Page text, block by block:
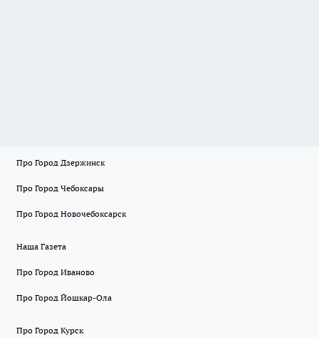
Про Город Дзержинск
Про Город Чебоксары
Про Город Новочебоксарск
Наша Газета
Про Город Иваново
Про Город Йошкар-Ола
Про Город Курск